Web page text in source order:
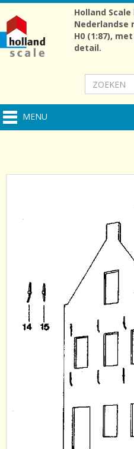
Holland
Nederlandse
H0 (1:87),
detail.
MENU